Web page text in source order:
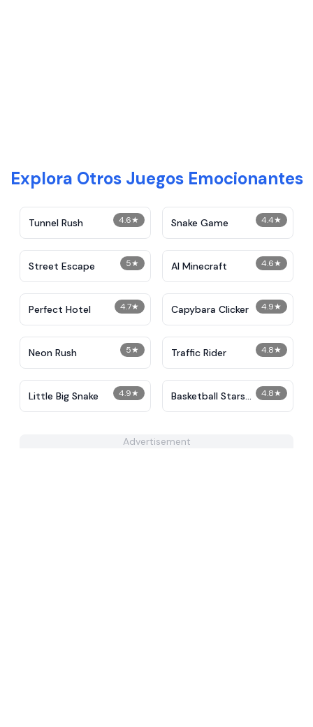
Explora Otros Juegos Emocionantes
4.6★
Tunnel Rush 4.4★
Snake Game
5★
Street Escape 4.6★
AI Minecraft
4.7★
Perfect Hotel 4.9★
Capybara Clicker
5★
Neon Rush 4.8★
Traffic Rider
4.9★
Little Big Snake 4.8★
Basketball Stars
Unblocked
Advertisement